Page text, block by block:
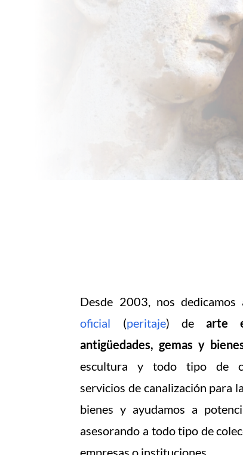
Desde 2003, nos
oficial (peritaje) de arte
antigüedades, gemas y
escultura y todo tipo de
servicios de canalización para
bienes y ayudamos a
asesorando a todo tipo de
empresas o instituciones.